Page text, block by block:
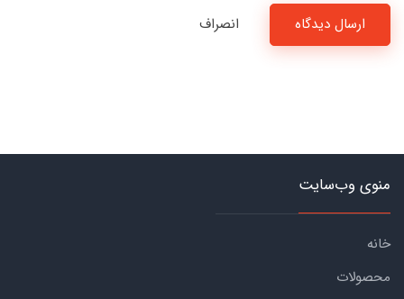
ارسال دیدگاه انصراف
منوی وب‌سایت
خانه
محصولات